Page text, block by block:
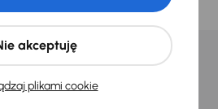
plikami cookie
akceptuję